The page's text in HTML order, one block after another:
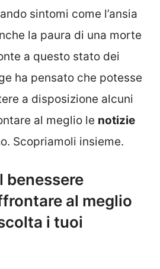
sintomi come l’ansia
la paura di una morte
a questo stato dei
ha pensato che potesse
a disposizione alcuni
al meglio le notizie
Scopriamoli insieme.
benessere
al meglio
i tuoi